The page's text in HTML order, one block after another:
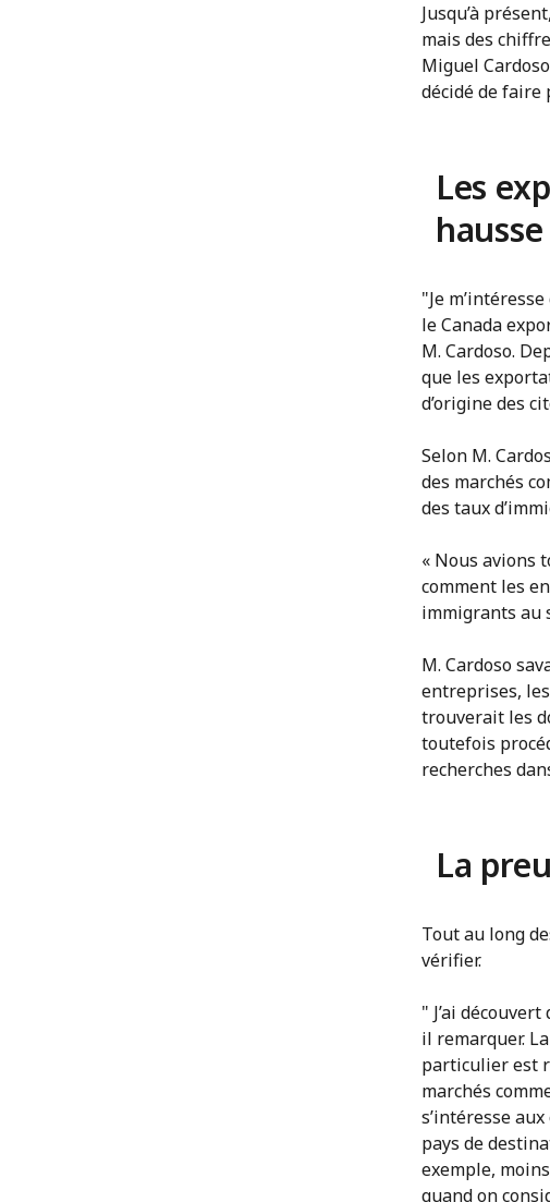
Jusqu’à
mais des
Miguel
décidé de faire
Les
"Je
le Canada
M. Cardoso.
que les
d’origine des
Selon M.
des marchés
des taux
« Nous avions
comment les
immigrants au
M. Cardoso
entreprises,
trouverait les
toutefois
recherches
La
Tout au long
vérifier.
" J’ai
il remarquer.
particulier est
marchés
s’intéresse
pays de
exemple,
quand on